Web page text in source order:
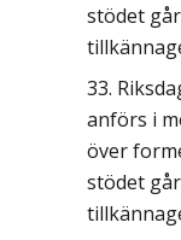
stödet
anförs i
över
stödet